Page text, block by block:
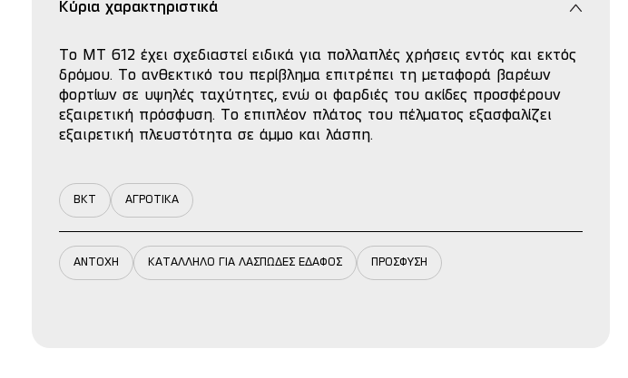
Κύρια χαρακτηριστικά
Το MT 612 έχει σχεδιαστεί ειδικά για πολλαπλές χρήσεις εντός και εκτός
δρόμου. Το ανθεκτικό του περίβλημα επιτρέπει τη μεταφορά βαρέων
φορτίων σε υψηλές ταχύτητες, ενώ οι φαρδιές του ακίδες προσφέρουν
εξαιρετική πρόσφυση. Το επιπλέον πλάτος του πέλματος εξασφαλίζει
εξαιρετική πλευστότητα σε άμμο και λάσπη.
BKT ΑΓΡΟΤΙΚΑ
ΑΝΤΟΧΗ ΚΑΤΑΛΛΗΛΟ ΓΙΑ ΛΑΣΠΩΔΕΣ ΕΔΑΦΟΣ ΠΡΟΣΦΥΣΗ